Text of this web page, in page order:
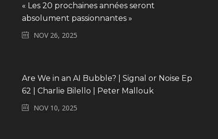
« Les 20 prochaines années seront
absolument passionnantes »
NOV 26, 2025
Are We in an AI Bubble? | Signal or Noise Ep
62 | Charlie Bilello | Peter Mallouk
NOV 10, 2025